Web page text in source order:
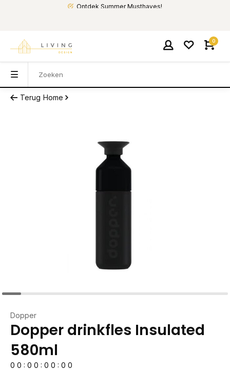
Ontdek Summer Musthaves!
0
Terug Home
Dopper
Dopper drinkfles Insulated
580ml
0 0 : 0 0 : 0 0 : 0 0